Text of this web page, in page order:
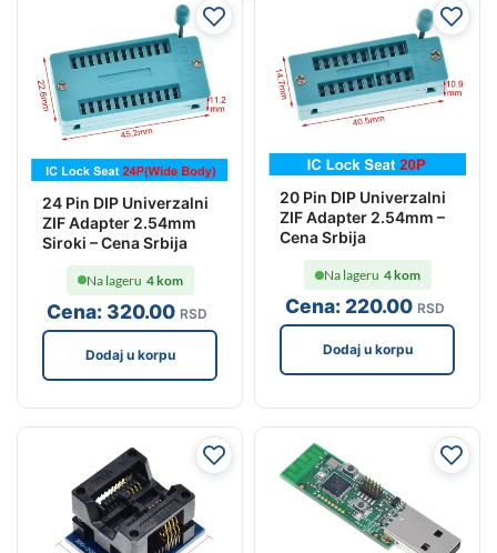
24 Pin DIP Univerzalni
ZIF Adapter 2.54mm
Siroki – Cena Srbija
Cena:320.00 RSD
Na lageru 4 kom
Dodaj u korpu
20 Pin DIP Univerzalni
ZIF Adapter 2.54mm –
Cena Srbija
Cena: 220.00 RSD
Na lageru 4 kom
Dodaj u korpu